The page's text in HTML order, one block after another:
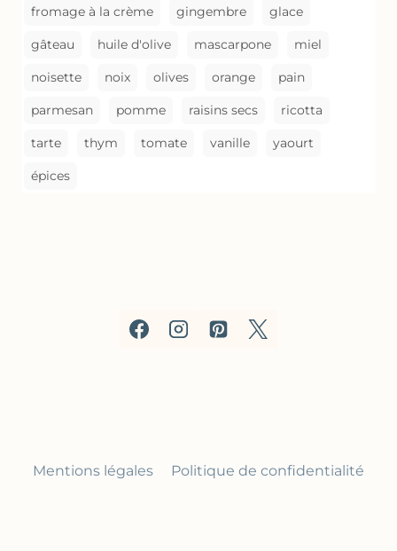
fromage à la crème gingembre glace
gâteau huile d'olive mascarpone miel
noisette noix olives orange pain
parmesan pomme raisins secs ricotta
tarte thym tomate vanille yaourt
épices
Mentions légales Politique de confidentialité